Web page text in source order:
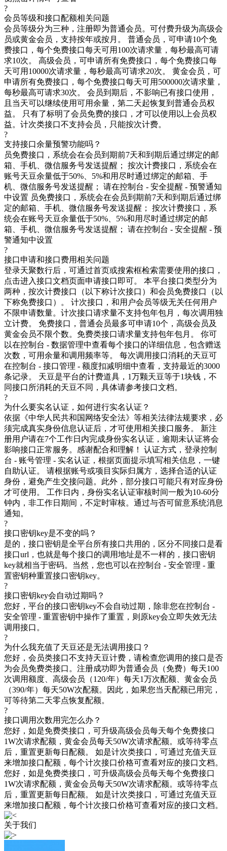
?
会员等级和接口配额相关问题
会员等级分为三种，注册即为普通会员。可付费升级为高级会
员或黄金会员，支持按年或按月。 普通会员，可申请10个免
费接口，每个免费接口每天可用100次请求量，每秒最高可请
求10次。 高级会员，可申请所有免费接口，每个免费接口每
天可用10000次请求量，每秒最高可请求20次。 黄金会员，可
申请所有免费接口，每个免费接口每天可用500000次请求量，
每秒最高可请求30次。 会员到期后，不影响已有接口使用，
且当天可以继续使用可用余量，第二天起恢复到普通会员权
益。 只有了标明了会员免费的接口，才可以使用以上会员权
益。计次类接口不支持会员，只能按次计费。
?
支持接口余量预警功能吗？
员免费接口，系统会在会员到期前7天和到期后通过绑定的邮
箱、手机、微信服务号发送提醒； 按次计费接口，系统会在
账号天豆余量低于50%、5%和用尽时通过绑定的邮箱、手
机、微信服务号发送提醒； 请在控制台 - 安全提醒 - 预警通知
中设置 员免费接口，系统会在会员到期前7天和到期后通过绑
定的邮箱、手机、微信服务号发送提醒； 按次计费接口，系
统会在账号天豆余量低于50%、5%和用尽时通过绑定的邮
箱、手机、微信服务号发送提醒； 请在控制台 - 安全提醒 - 预
警通知中设置
?
接口申请和接口费用相关问题
登录天聚数行后，可通过首页或搜索框检索需要使用的接口，
点击进入接口文档页面申请接口即可。 本平台接口类型分为
两种，按次计费接口（以下称计次接口）和会员免费接口（以
下称免费接口）。 计次接口，和用户会员等级无关任何用户
不限申请数量。计次接口请求量不支持包年包月，每次调用独
立计费。 免费接口，普通会员最多可申请10个，高级会员及
黄金会员不限个数。免费类接口请求量支持包年包月。 你可
以在控制台 - 数据管理中查看每个接口的详细信息，包含赠送
次数，可用余量和调用频率等。 每次调用接口消耗的天豆可
在控制台 - 接口管理 - 额度扣减明细中查看，支持最近的3000
条记录。 天豆是平台的计费道具，1万颗天豆等于1块钱，不
同接口所消耗的天豆不同，具体请参考接口文档。
?
为什么要实名认证，如何进行实名认证？
依据《中华人民共和国网络安全法》等相关法律法规要求，必
须完成真实身份信息认证后，才可使用相关接口服务。 新注
册用户请在7个工作日内完成身份实名认证，逾期未认证将会
影响接口正常服务。感谢配合和理解！ 认证方式，登录控制
台 - 账号管理 - 实名认证，根据页面提示填写相关信息，一键
自助认证。 请根据账号或项目实际归属方，选择合适的认证
身份，避免产生交接问题。此外，部分接口可能只有对应身份
才可使用。 工作日内，身份实名认证审核时间一般为10-60分
钟内，非工作日期间，不定时审核。通过与否可留意系统消息
通知。
?
接口密钥key是不变的吗？
是的，接口密钥是全平台所有接口共用的，区分不同接口是看
接口url，也就是每个接口的调用地址是不一样的，接口密钥
key就相当于密码。当然，您也可以在控制台 - 安全管理 - 重
置密钥种重置接口密钥key。
?
接口密钥key会自动过期吗？
您好，平台的接口密钥key不会自动过期，除非您在控制台 -
安全管理 - 重置密钥中操作了重置，则原key会立即失效无法
调用接口。
?
为什么我充值了天豆还是无法调用接口？
您好，会员类接口不支持天豆计费，请检查您调用的接口是否
为会员免费类接口。注册成功即为普通会员（免费）每天100
次调用额度、高级会员（120/年）每天1万次配额、黄金会员
（390/年）每天50W次配额。因此，如果您当天配额已用完，
可等待第二天零点恢复配额。
?
接口调用次数用完怎么办？
您好，如是免费类接口，可升级高级会员每天每个免费接口
1W次请求配额，黄金会员每天50W次请求配额。或等待零点
后，重置更新每日配额。 如是计次类接口，可通过充值天豆
来增加接口配额，每个计次接口价格可查看对应的接口文档。
您好，如是免费类接口，可升级高级会员每天每个免费接口
1W次请求配额，黄金会员每天50W次请求配额。或等待零点
后，重置更新每日配额。 如是计次类接口，可通过充值天豆
来增加接口配额，每个计次接口价格可查看对应的接口文档。
关于我们